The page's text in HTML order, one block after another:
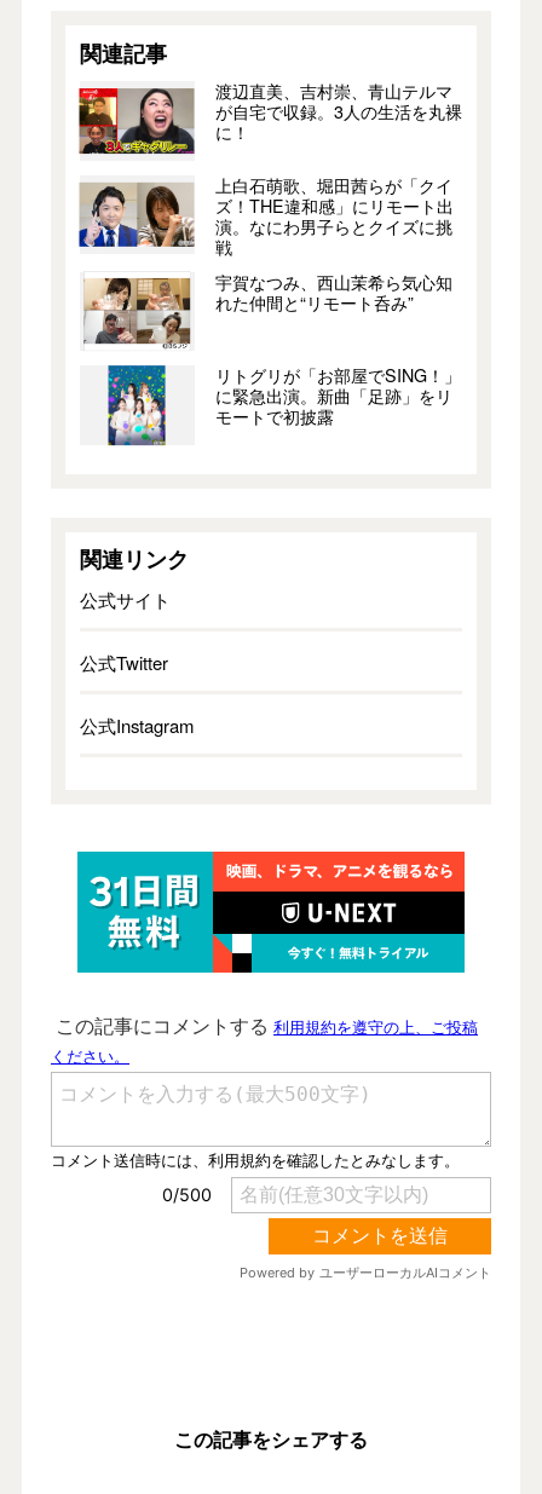
関連記事
渡辺直美、吉村崇、青山テルマ
が自宅で収録。3人の生活を丸裸
に！
上白石萌歌、堀田茜らが「クイ
ズ！THE違和感」にリモート出
演。なにわ男子らとクイズに挑
戦
宇賀なつみ、西山茉希ら気心知
れた仲間と“リモート呑み”
リトグリが「お部屋でSING！」
に緊急出演。新曲「足跡」をリ
モートで初披露
関連リンク
公式サイト
公式Twitter
公式Instagram
この記事をシェアする